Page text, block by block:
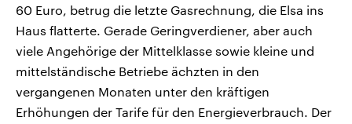
60 Euro, betrug die letzte Gasrechnung, die Elsa ins
Haus flatterte. Gerade Geringverdiener, aber auch
viele Angehörige der Mittelklasse sowie kleine und
mittelständische Betriebe ächzten in den
vergangenen Monaten unter den kräftigen
Erhöhungen der Tarife für den Energieverbrauch. Der